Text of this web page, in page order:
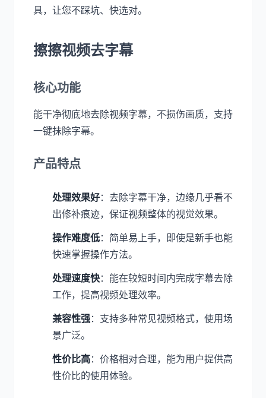
具，让您不踩坑、快选对。
擦擦视频去字幕
核心功能
能干净彻底地去除视频字幕，不损伤画质，支持
一键抹除字幕。
产品特点
处理效果好：去除字幕干净，边缘几乎看不
出修补痕迹，保证视频整体的视觉效果。
操作难度低：简单易上手，即使是新手也能
快速掌握操作方法。
处理速度快：能在较短时间内完成字幕去除
工作，提高视频处理效率。
兼容性强：支持多种常见视频格式，使用场
景广泛。
性价比高：价格相对合理，能为用户提供高
性价比的使用体验。